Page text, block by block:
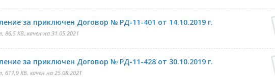
за приключен Договор № РД-11-401 от 14.10.2019 г.
86,5 KB, качен на 31.05.2021
за приключен Договор № РД-11-428 от 30.10.2019 г.
617,9 KB, качен на 25.08.2021